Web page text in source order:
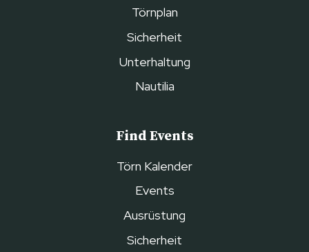
Törnplan
Sicherheit
Unterhaltung
Nautilia
Find Events
Törn Kalender
Events
Ausrüstung
Sicherheit